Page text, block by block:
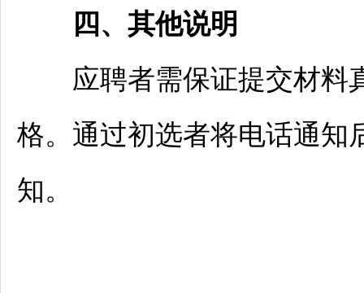
四、其他说明
应聘者需保证提交材料
格。通过初选者将电话通知
知。